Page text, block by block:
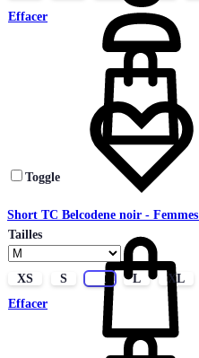
Effacer
Toggle
Short TC Belcodene noir - Femmes
Tailles
XS S M L XL
Effacer